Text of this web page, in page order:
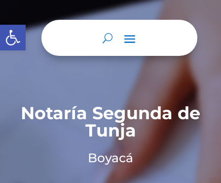
Abrir barra de herramientas
Notaría Segunda de
Tunja
Boyacá